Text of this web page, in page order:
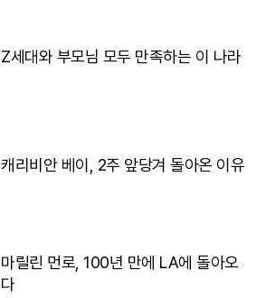
Z세대와 부모님 모두 만족하는 이 나라
캐리비안 베이, 2주 앞당겨 돌아온 이유
마릴린 먼로, 100년 만에 LA에 돌아오
다